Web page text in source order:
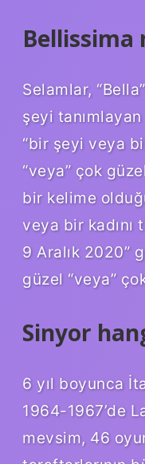
Bellissima
Selamlar,
şeyi tanımlayan
“bir şeyi veya
“veya” çok
bir kelime
veya bir kadını
9 Aralık 2020”
güzel “veya”
Sinyor
6 yıl boyunca
1964-1967’de
mevsim, 46